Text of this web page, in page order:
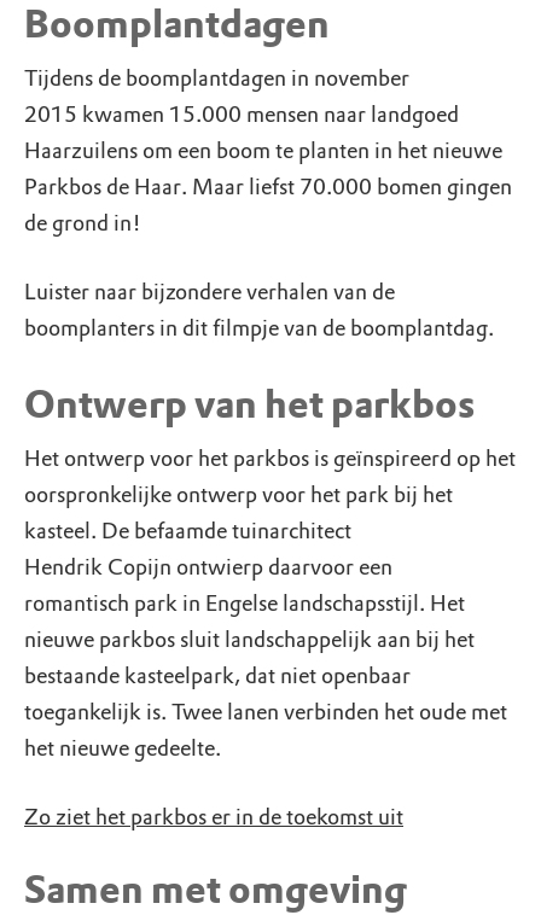
Boomplantdagen
Tijdens de boomplantdagen in november
2015 kwamen 15.000 mensen naar landgoed
Haarzuilens om een boom te planten in het nieuwe
Parkbos de Haar. Maar liefst 70.000 bomen gingen
de grond in!
Luister naar bijzondere verhalen van de
boomplanters in dit filmpje van de boomplantdag.
Ontwerp van het parkbos
Het ontwerp voor het parkbos is geïnspireerd op het
oorspronkelijke ontwerp voor het park bij het
kasteel. De befaamde tuinarchitect
Hendrik Copijn ontwierp daarvoor een
romantisch park in Engelse landschapsstijl. Het
nieuwe parkbos sluit landschappelijk aan bij het
bestaande kasteelpark, dat niet openbaar
toegankelijk is. Twee lanen verbinden het oude met
het nieuwe gedeelte.
Zo ziet het parkbos er in de toekomst uit
Samen met omgeving